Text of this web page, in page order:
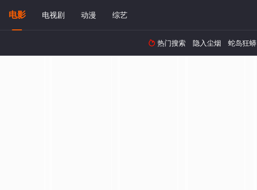
电影 电视剧 动漫 综艺
 热门搜索 隐入尘烟 蛇岛狂蟒